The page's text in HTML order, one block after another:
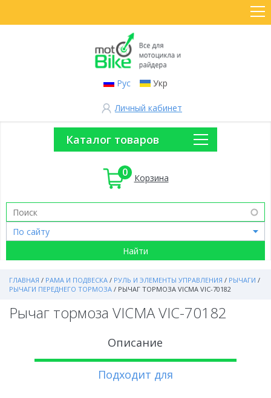
Рус Укр
Личный кабинет
Каталог товаров
0 Корзина
ГЛАВНАЯ / РАМА И ПОДВЕСКА / РУЛЬ И ЭЛЕМЕНТЫ УПРАВЛЕНИЯ / РЫЧАГИ /
РЫЧАГИ ПЕРЕДНЕГО ТОРМОЗА / РЫЧАГ ТОРМОЗА VICMA VIC-70182
Рычаг тормоза VICMA VIC-70182
Описание
Подходит для